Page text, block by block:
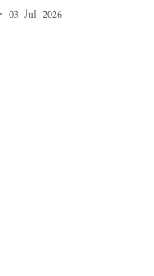
03 Jul 2026